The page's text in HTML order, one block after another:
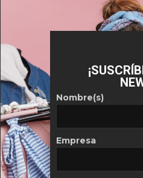
Nombre(s)
Empresa